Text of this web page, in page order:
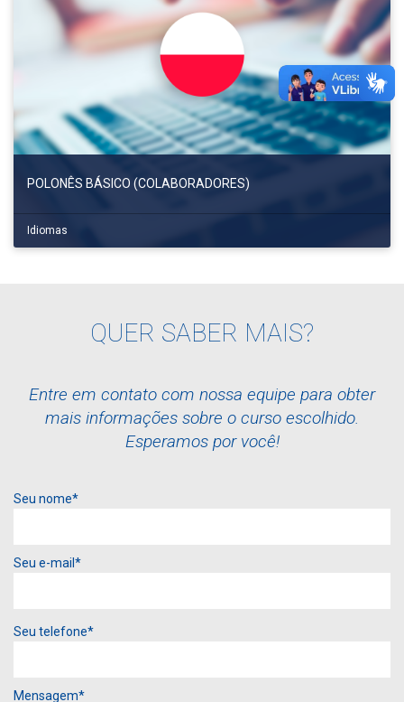
POLONÊS BÁSICO (COLABORADORES)
Idiomas
QUER SABER MAIS?
Entre em contato com nossa equipe para obter
mais informações sobre o curso escolhido.
Esperamos por você!
Seu nome*
Seu e-mail*
Seu telefone*
Mensagem*